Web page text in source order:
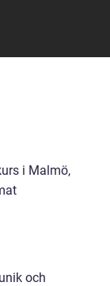
i Malmö,
och